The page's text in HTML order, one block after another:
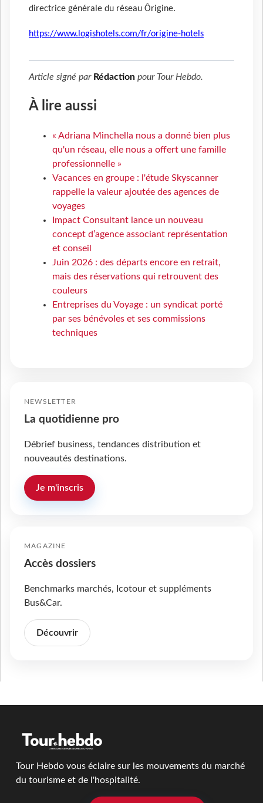
directrice générale du réseau Ôrigine.
https://www.logishotels.com/fr/origine-hotels
Article signé par Rédaction pour Tour Hebdo.
À lire aussi
« Adriana Minchella nous a donné bien plus
qu'un réseau, elle nous a offert une famille
professionnelle »
Vacances en groupe : l'étude Skyscanner
rappelle la valeur ajoutée des agences de
voyages
Impact Consultant lance un nouveau
concept d’agence associant représentation
et conseil
Juin 2026 : des départs encore en retrait,
mais des réservations qui retrouvent des
couleurs
Entreprises du Voyage : un syndicat porté
par ses bénévoles et ses commissions
techniques
NEWSLETTER
La quotidienne pro
Débrief business, tendances distribution et
nouveautés destinations.
Je m'inscris
MAGAZINE
Accès dossiers
Benchmarks marchés, Icotour et suppléments
Bus&Car.
Découvrir
Tour Hebdo vous éclaire sur les mouvements du marché
du tourisme et de l'hospitalité.